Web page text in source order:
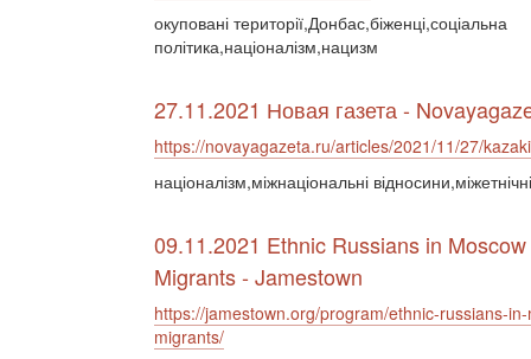
окуповані території,Донбас,біженці,соціальна
політика,націоналізм,нацизм
27.11.2021 Новая газета -
https://novayagazeta.ru/articles/2021/11/27/
націоналізм,міжнаціональні
09.11.2021 Ethnic Russians in
Migrants - Jamestown
https://jamestown.org/program/ethnic-russians-
migrants/